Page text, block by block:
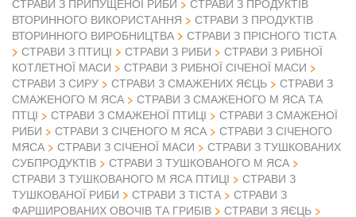
СТРАВИ З ПРИПУЩЕНОЇ РИБИ
СТРАВИ З ПРОДУКТІВ
ВТОРИННОГО ВИКОРИСТАННЯ
СТРАВИ З ПРОДУКТІВ
ВТОРИННОГО ВИРОБНИЦТВА
СТРАВИ З ПРІСНОГО ТІСТА
СТРАВИ З ПТИЦІ
СТРАВИ З РИБИ
СТРАВИ З РИБНОЇ
КОТЛЕТНОЇ МАСИ
СТРАВИ З РИБНОЇ СІЧЕНОЇ МАСИ
СТРАВИ З СИРУ
СТРАВИ З СМАЖЕНИХ ЯЄЦЬ
СТРАВИ З
СМАЖЕНОГО М ЯСА
СТРАВИ З СМАЖЕНОГО М ЯСА ТА
ПТЦІ
СТРАВИ З СМАЖЕНОЇ ПТИЦІ
СТРАВИ З СМАЖЕНОЇ
РИБИ
СТРАВИ З СІЧЕНОГО М ЯСА
СТРАВИ З СІЧЕНОГО
МЯСА
СТРАВИ З СІЧЕНОЇ МАСИ
СТРАВИ З ТУШКОВАНИХ
СУБПРОДУКТІВ
СТРАВИ З ТУШКОВАНОГО М ЯСА
СТРАВИ З ТУШКОВАНОГО М ЯСА ПТИЦІ
СТРАВИ З
ТУШКОВАНОЇ РИБИ
СТРАВИ З ТІСТА
СТРАВИ З
ФАРШИРОВАНИХ ОВОЧІВ ТА ГРИБІВ
СТРАВИ З ЯЄЦЬ